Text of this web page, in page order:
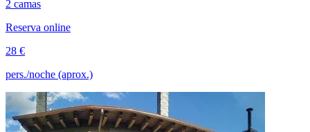
2 camas
Reserva online
28 €
pers./noche (aprox.)